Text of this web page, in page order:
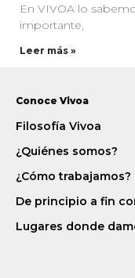
En VIVOA lo
importante,
Leer más »
Conoce Vivoa
Filosofía Vivoa
¿Quiénes somos?
¿Cómo trabajamos?
De principio a fin
Lugares donde